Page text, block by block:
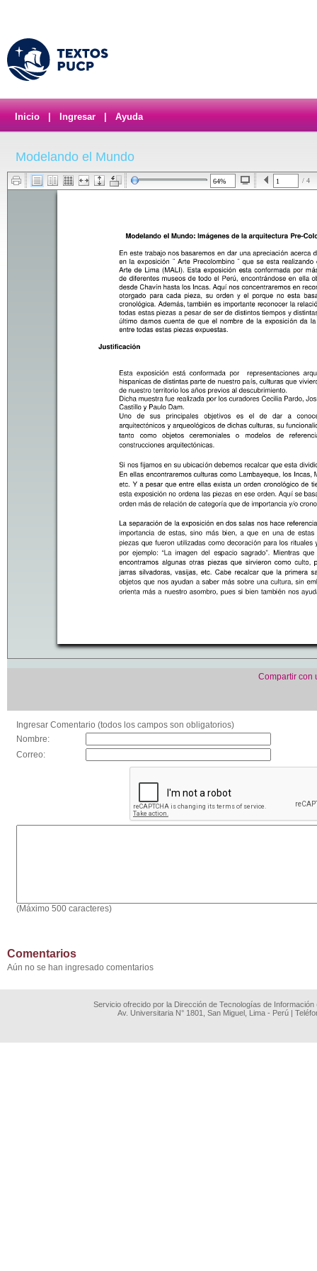
Inicio Ingresar Ayuda
Modelando el Mundo
/ 4
Compartir con
Ingresar Comentario (todos los campos son obligatorios)
Nombre:
Correo:
(Máximo 500 caracteres)
Comentarios
Aún no se han ingresado comentarios
Servicio ofrecido por la Dirección de Tecnologías de
Av. Universitaria N° 1801, San Miguel, Lima - Perú |